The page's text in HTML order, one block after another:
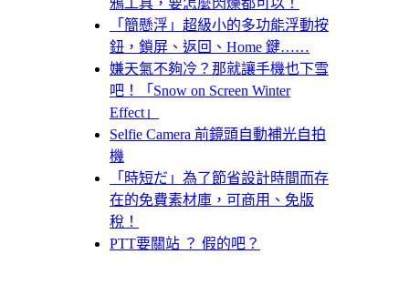
鴉工具，要怎麼閃爍都可以！
「簡懸浮」超級小的多功能浮動按
鈕，鎖屏、返回、Home 鍵……
嫌天氣不夠冷？那就讓手機也下雪
吧！「Snow on Screen Winter
Effect」
Selfie Camera 前鏡頭自動補光自拍
機
「時短だ」為了節省設計時間而存
在的免費素材庫，可商用、免版
稅！
PTT要關站 ？ 假的吧？